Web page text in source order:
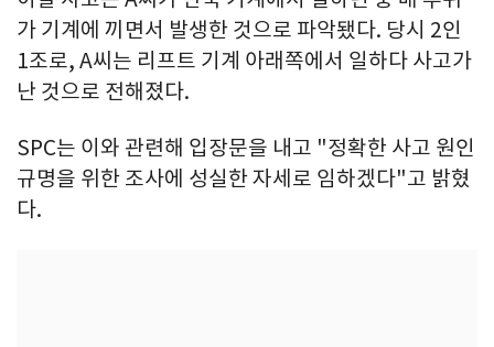
가 기계에 끼면서 발생한 것으로 파악됐다. 당시 2인
1조로, A씨는 리프트 기계 아래쪽에서 일하다 사고가
난 것으로 전해졌다.
SPC는 이와 관련해 입장문을 내고 "정확한 사고 원인
규명을 위한 조사에 성실한 자세로 임하겠다"고 밝혔
다.